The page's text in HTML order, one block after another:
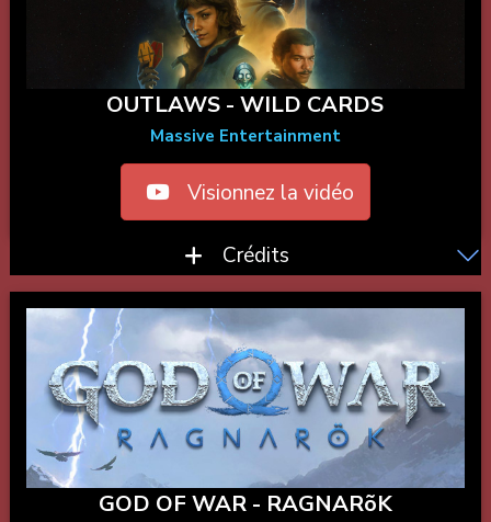
OUTLAWS - WILD CARDS
Massive Entertainment
Visionnez la vidéo
Crédits
GOD OF WAR - RAGNARõK